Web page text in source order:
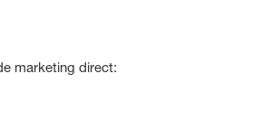
direct: